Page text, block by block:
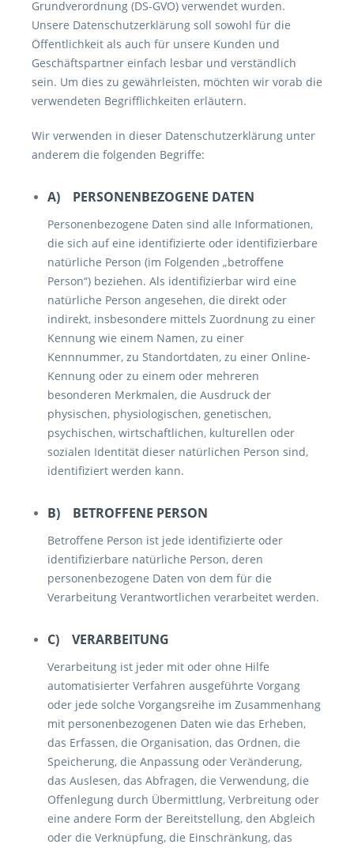
Grundverordnung (DS-GVO) verwendet wurden.
Unsere Datenschutzerklärung soll sowohl für die
Öffentlichkeit als auch für unsere Kunden und
Geschäftspartner einfach lesbar und verständlich
sein. Um dies zu gewährleisten, möchten wir vorab die
verwendeten Begrifflichkeiten erläutern.
Wir verwenden in dieser Datenschutzerklärung unter
anderem die folgenden Begriffe:
A) PERSONENBEZOGENE DATEN
Personenbezogene Daten sind alle Informationen,
die sich auf eine identifizierte oder identifizierbare
natürliche Person (im Folgenden „betroffene
Person“) beziehen. Als identifizierbar wird eine
natürliche Person angesehen, die direkt oder
indirekt, insbesondere mittels Zuordnung zu einer
Kennung wie einem Namen, zu einer
Kennnummer, zu Standortdaten, zu einer Online-
Kennung oder zu einem oder mehreren
besonderen Merkmalen, die Ausdruck der
physischen, physiologischen, genetischen,
psychischen, wirtschaftlichen, kulturellen oder
sozialen Identität dieser natürlichen Person sind,
identifiziert werden kann.
B) BETROFFENE PERSON
Betroffene Person ist jede identifizierte oder
identifizierbare natürliche Person, deren
personenbezogene Daten von dem für die
Verarbeitung Verantwortlichen verarbeitet werden.
C) VERARBEITUNG
Verarbeitung ist jeder mit oder ohne Hilfe
automatisierter Verfahren ausgeführte Vorgang
oder jede solche Vorgangsreihe im Zusammenhang
mit personenbezogenen Daten wie das Erheben,
das Erfassen, die Organisation, das Ordnen, die
Speicherung, die Anpassung oder Veränderung,
das Auslesen, das Abfragen, die Verwendung, die
Offenlegung durch Übermittlung, Verbreitung oder
eine andere Form der Bereitstellung, den Abgleich
oder die Verknüpfung, die Einschränkung, das